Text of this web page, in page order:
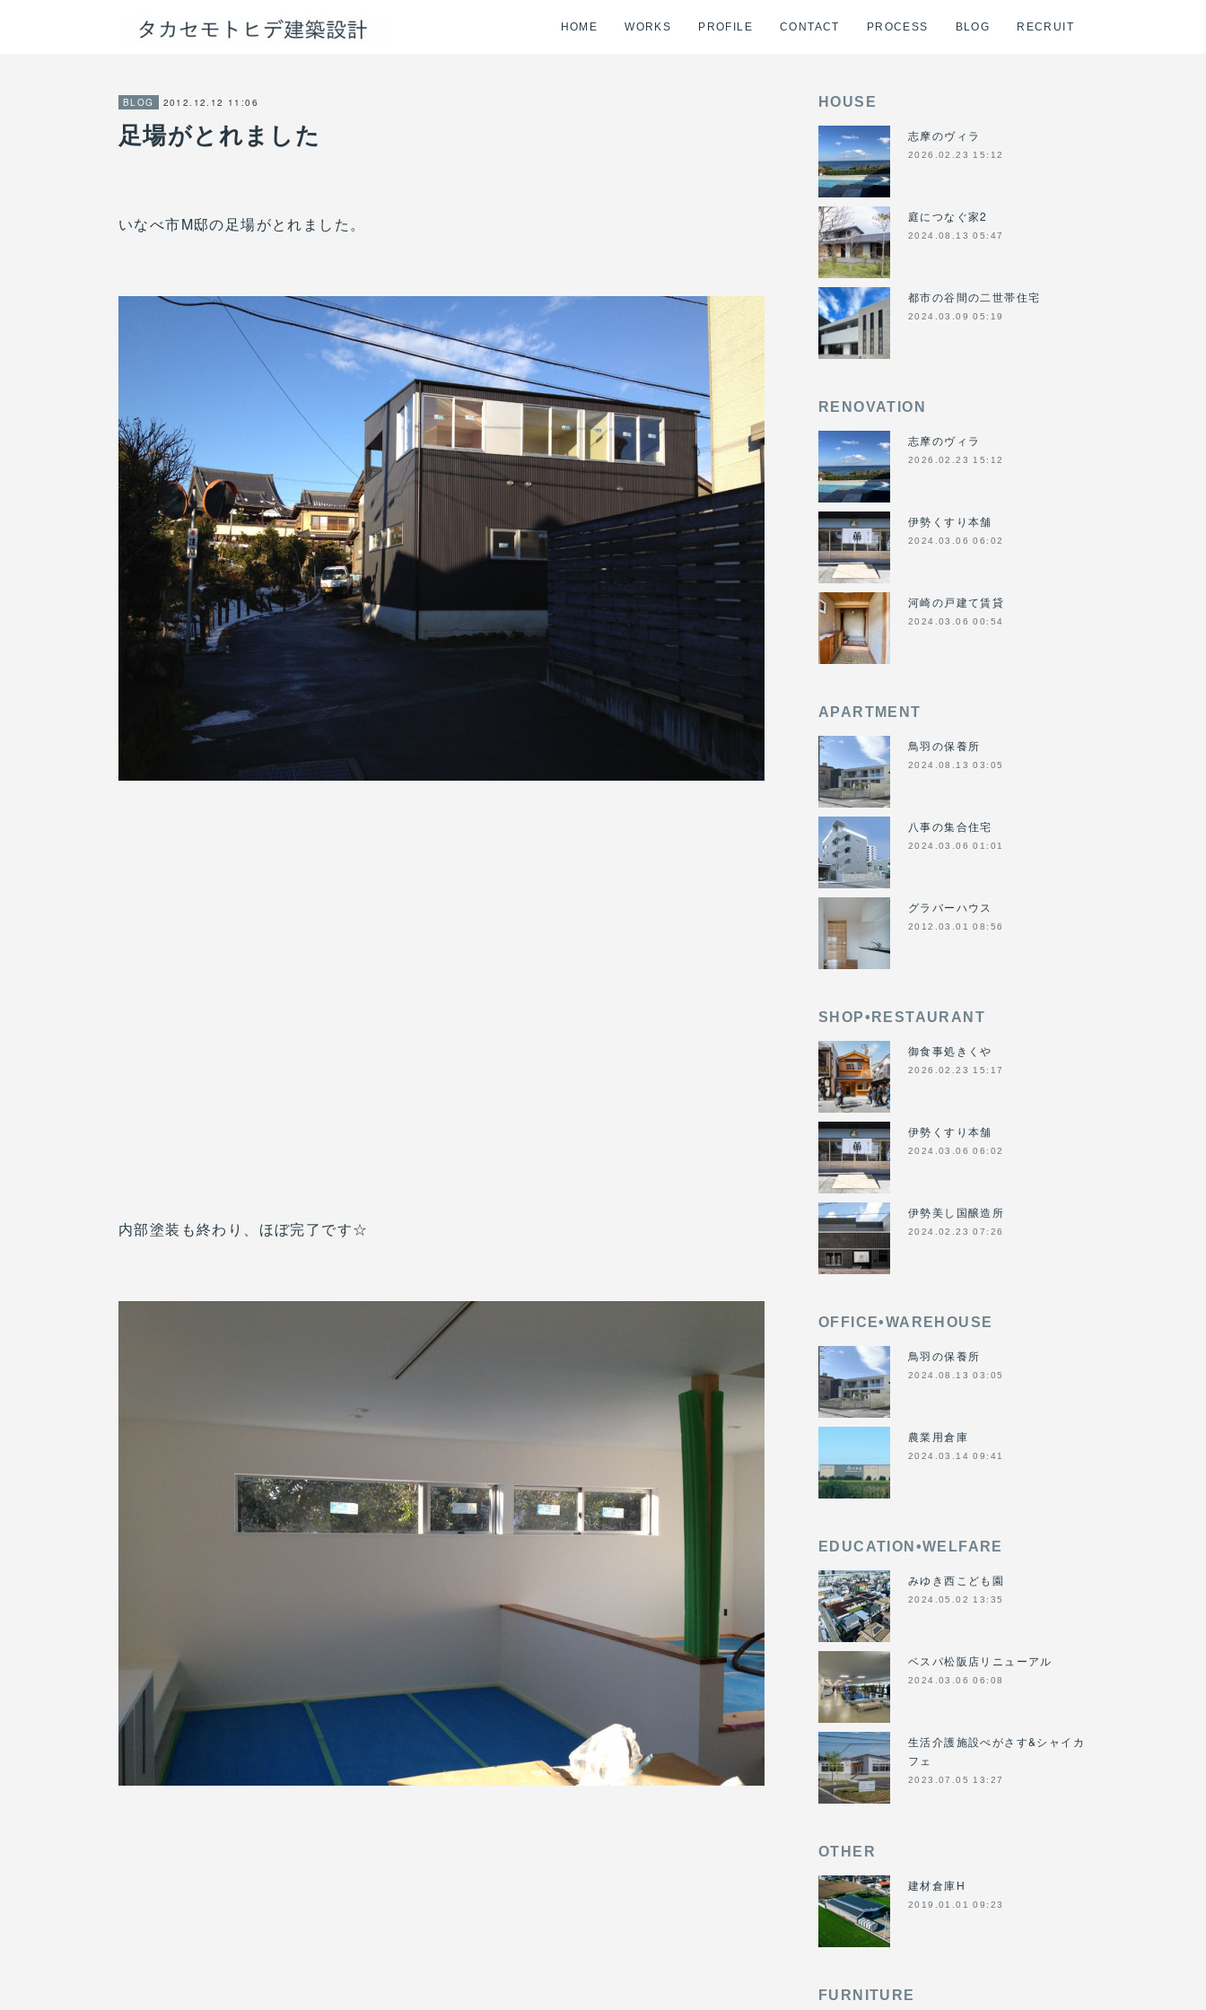
HOME WORKS PROFILE CONTACT PROCESS BLOG RECRUIT
BLOG 2012.12.12 11:06
足場がとれました
いなべ市M邸の足場がとれました。
内部塗装も終わり、ほぼ完了です☆
HOUSE
志摩のヴィラ
2026.02.23 15:12
庭につなぐ家2
2024.08.13 05:47
都市の谷間の二世帯住宅
2024.03.09 05:19
RENOVATION
志摩のヴィラ
2026.02.23 15:12
伊勢くすり本舗
2024.03.06 06:02
河崎の戸建て賃貸
2024.03.06 00:54
APARTMENT
鳥羽の保養所
2024.08.13 03:05
八事の集合住宅
2024.03.06 01:01
グラバーハウス
2012.03.01 08:56
SHOP•RESTAURANT
御食事処きくや
2026.02.23 15:17
伊勢くすり本舗
2024.03.06 06:02
伊勢美し国醸造所
2024.02.23 07:26
OFFICE•WAREHOUSE
鳥羽の保養所
2024.08.13 03:05
農業用倉庫
2024.03.14 09:41
EDUCATION•WELFARE
みゆき西こども園
2024.05.02 13:35
ベスパ松阪店リニューアル
2024.03.06 06:08
生活介護施設ぺがさす&シャイカ
フェ
2023.07.05 13:27
OTHER
建材倉庫H
2019.01.01 09:23
FURNITURE